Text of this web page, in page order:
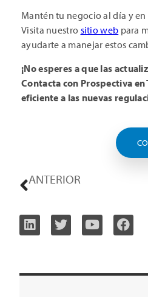
Mantén tu negocio al día y
Visita nuestro sitio web para
ayudarte a manejar estos
¡No esperes a que las
Contacta con Prospectiva
eficiente a las nuevas
ANTERIOR